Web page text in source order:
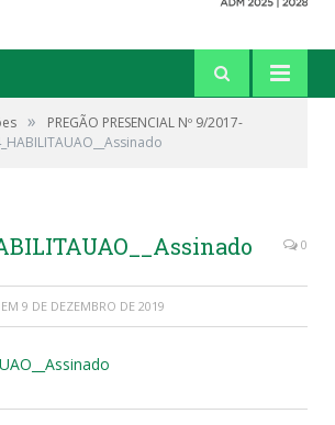
»
PREGÃO PRESENCIAL Nº 9/2017-
0
EM 9 DE DEZEMBRO DE 2019